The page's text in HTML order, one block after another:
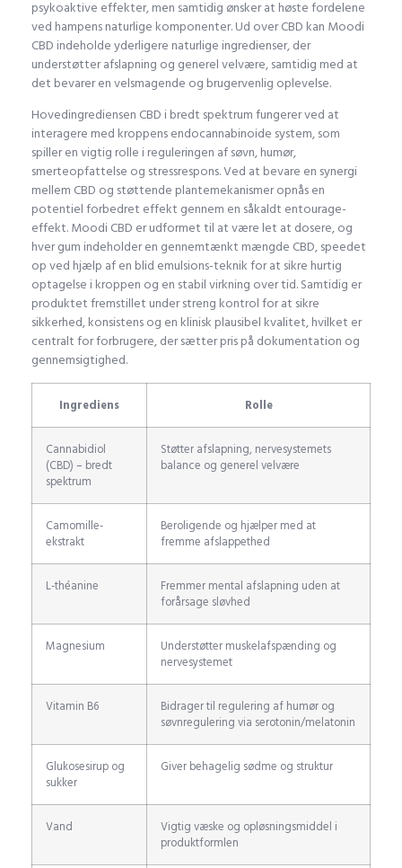
psykoaktive effekter, men samtidig ønsker at høste fordelene
ved hampens naturlige komponenter. Ud over CBD kan Moodi
CBD indeholde yderligere naturlige ingredienser, der
understøtter afslapning og generel velvære, samtidig med at
det bevarer en velsmagende og brugervenlig oplevelse.
Hovedingrediensen CBD i bredt spektrum fungerer ved at
interagere med kroppens endocannabinoide system, som
spiller en vigtig rolle i reguleringen af søvn, humør,
smerteopfattelse og stressrespons. Ved at bevare en synergi
mellem CBD og støttende plantemekanismer opnås en
potentiel forbedret effekt gennem en såkaldt entourage-
effekt. Moodi CBD er udformet til at være let at dosere, og
hver gum indeholder en gennemtænkt mængde CBD, speedet
op ved hjælp af en blid emulsions-teknik for at sikre hurtig
optagelse i kroppen og en stabil virkning over tid. Samtidig er
produktet fremstillet under streng kontrol for at sikre
sikkerhed, konsistens og en klinisk plausibel kvalitet, hvilket er
centralt for forbrugere, der sætter pris på dokumentation og
gennemsigtighed.
Ingrediens Rolle
Cannabidiol
(CBD) – bredt
spektrum
Støtter afslapning, nervesystemets
balance og generel velvære
Camomille-
ekstrakt
Beroligende og hjælper med at
fremme afslappethed
L-théanine
Fremmer mental afslapning uden at
forårsage sløvhed
Magnesium
Understøtter muskelafspænding og
nervesystemet
Vitamin B6
Bidrager til regulering af humør og
søvnregulering via serotonin/melatonin
Glukosesirup og
sukker
Giver behagelig sødme og struktur
Vand
Vigtig væske og opløsningsmiddel i
produktformlen